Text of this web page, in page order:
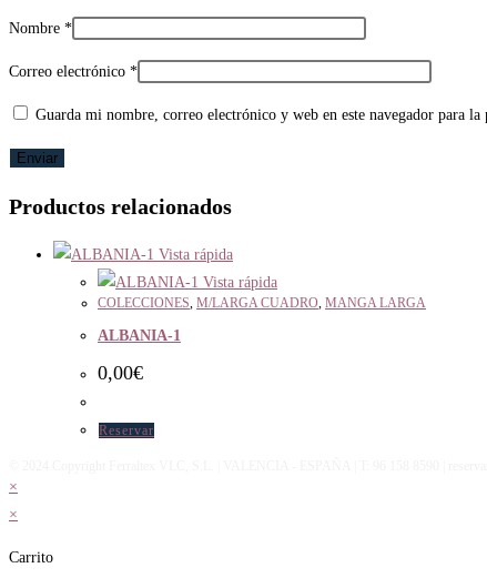
Nombre *
Correo electrónico *
Guarda mi nombre, correo electrónico y web en este navegador para la
Productos relacionados
Vista rápida
Vista rápida
COLECCIONES M/LARGA CUADRO MANGA LARGA
ALBANIA-1
0,00€
Reservar
×
×
Carrito